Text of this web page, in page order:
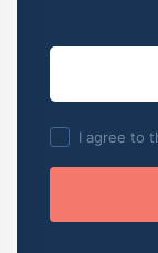
I agree to